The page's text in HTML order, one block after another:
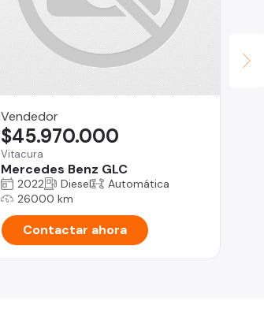
Vendedor
Vitacura
Mercedes Benz GLC
$45.970.000
2022 Diesel
Automática
26000 km
Contactar ahora